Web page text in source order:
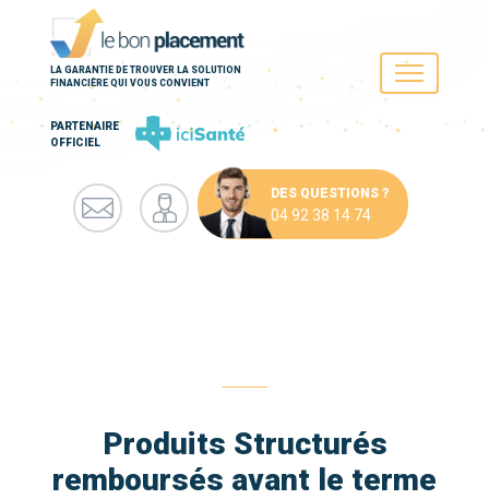
LA GARANTIE DE TROUVER LA SOLUTION
FINANCIÈRE QUI VOUS CONVIENT
PARTENAIRE
OFFICIEL
DES QUESTIONS ?
04 92 38 14 74
Produits Structurés
remboursés avant le terme